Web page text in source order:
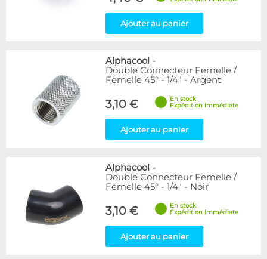
Ajouter au panier
Alphacool -
Double Connecteur Femelle /
Femelle 45° - 1/4" - Argent
3,10 €
En stock
Expédition immédiate
Ajouter au panier
Alphacool -
Double Connecteur Femelle /
Femelle 45° - 1/4" - Noir
3,10 €
En stock
Expédition immédiate
Ajouter au panier